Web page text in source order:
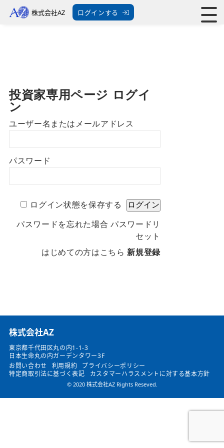
株式会社AZ ログインする
投資家専用ページ ログイ
ン
ユーザー名またはメールアドレス
パスワード
ログイン状態を保存する
パスワードを忘れた場合 パスワードリ
セット
はじめての方はこちら 新規登録
​株式会社AZ
東京都千代田区丸の内1-1-3
日本生命丸の内ガーデンタワー3F
お問い合わせ
利用規約
プライバシーポリシー
特定商取引法に基づく表記
カスタマーハラスメントに対する基本方針
© 2020 株式会社AZ Rights Reseved.